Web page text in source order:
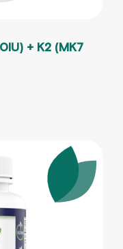
+ K2 (MK7